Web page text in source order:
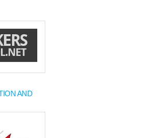
AND